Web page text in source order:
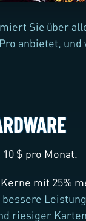
Sie über
anbietet, und
10 $ pro Monat.
mit 25%
bessere
riesiger